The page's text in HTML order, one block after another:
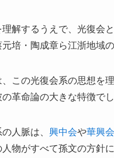
解するうえで、光復会
培・陶成章ら江浙地域
、この光復会系の思想を
革命論の大きな特徴でし
人脈は、 興中会や華興会
物がすべて孫文の方針